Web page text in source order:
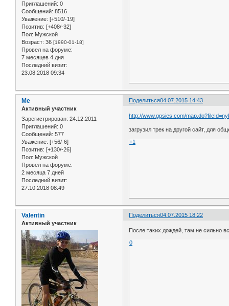
Приглашений: 0
Сообщений: 8516
Уважение: [+510/-19]
Позитив: [+408/-32]
Пол: Мужской
Возраст: 36 [1990-01-18]
Провел на форуме:
7 месяцев 4 дня
Последний визит:
23.08.2018 09:34
Поделиться04.07.2015 14:43
Me
Активный участник
Зарегистрирован: 24.12.2011
Приглашений: 0
Сообщений: 577
Уважение: [+56/-6]
Позитив: [+130/-26]
Пол: Мужской
Провел на форуме:
2 месяца 7 дней
Последний визит:
27.10.2018 08:49
http://www.gpsies.com/
загрузил трек на другой сайт, для
+1
Поделиться04.07.2015 18:22
Valentin
Активный участник
После таких дождей, там не сильно
0